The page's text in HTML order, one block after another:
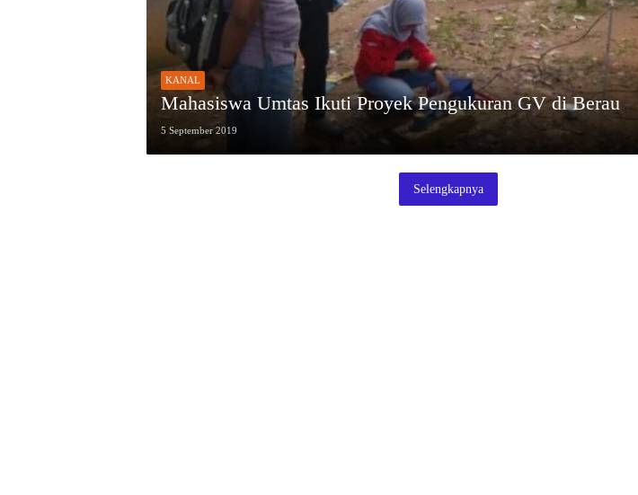
KANAL
Mahasiswa Umtas Ikuti Proyek Pengukuran GV di Berau
5 September 2019
Selengkapnya